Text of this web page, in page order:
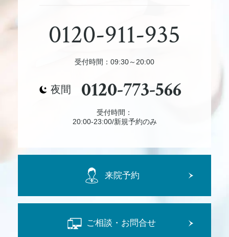
0120-911-935
受付時間：09:30～20:00
夜間 0120-773-566
受付時間：
20:00-23:00/新規予約のみ
来院予約
ご相談・お問合せ